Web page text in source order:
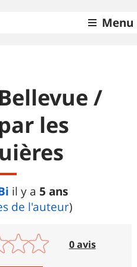
Menu
/
les
il y a 5 ans
de l'auteur)
0 avis